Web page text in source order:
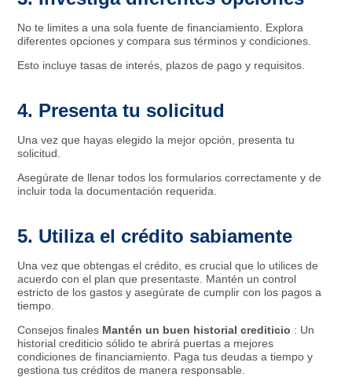
No te limites a una sola fuente de financiamiento. Explora
diferentes opciones y compara sus términos y condiciones.
Esto incluye tasas de interés, plazos de pago y requisitos.
4. Presenta tu solicitud
Una vez que hayas elegido la mejor opción, presenta tu
solicitud.
Asegúrate de llenar todos los formularios correctamente y de
incluir toda la documentación requerida.
5. Utiliza el crédito sabiamente
Una vez que obtengas el crédito, es crucial que lo utilices de
acuerdo con el plan que presentaste. Mantén un control
estricto de los gastos y asegúrate de cumplir con los pagos a
tiempo.
Consejos finales Mantén un buen historial crediticio : Un
historial crediticio sólido te abrirá puertas a mejores
condiciones de financiamiento. Paga tus deudas a tiempo y
gestiona tus créditos de manera responsable.